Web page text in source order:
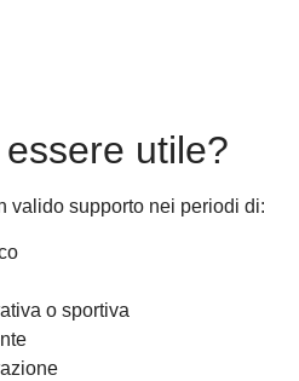
utile?
valido supporto nei periodi di:
o sportiva